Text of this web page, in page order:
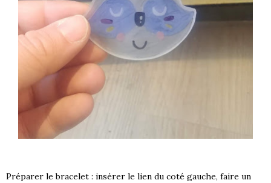
Préparer le bracelet : insérer le lien du coté gauche, faire un